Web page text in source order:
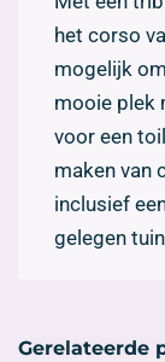
het corso
mogelijk
mooie plek
voor een
maken van
inclusief
gelegen
Gerelateerde